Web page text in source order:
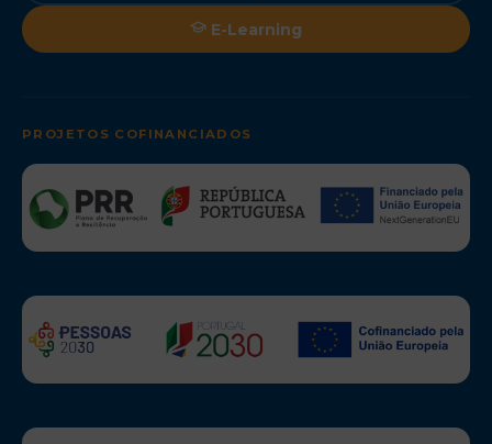
E-Learning
PROJETOS COFINANCIADOS